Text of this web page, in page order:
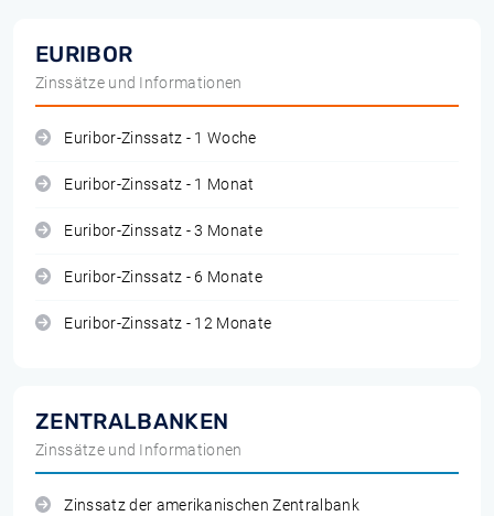
EURIBOR
Zinssätze und Informationen
Euribor-Zinssatz - 1 Woche
Euribor-Zinssatz - 1 Monat
Euribor-Zinssatz - 3 Monate
Euribor-Zinssatz - 6 Monate
Euribor-Zinssatz - 12 Monate
ZENTRALBANKEN
Zinssätze und Informationen
Zinssatz der amerikanischen Zentralbank